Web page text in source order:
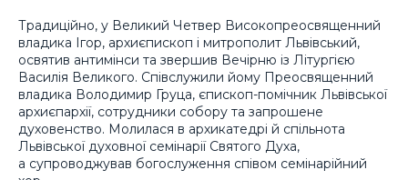
Традиційно, у Великий Четвер Високопреосвященний
владика Ігор, архиєпископ і митрополит Львівський,
освятив антимінси та звершив Вечірню із Літургією
Василія Великого. Співслужили йому Преосвященний
владика Володимир Груца, єпископ-помічник Львівської
архиєпархії, сотрудники собору та запрошене
духовенство. Молилася в архикатедрі й спільнота
Львівської духовної семінарії Святого Духа,
а супроводжував богослуження співом семінарійний